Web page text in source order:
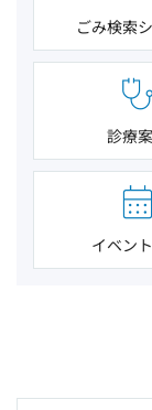
ごみ検索
診療
イベン